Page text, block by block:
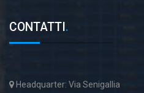
CONTATTI .
Headquarter: Via Senigallia